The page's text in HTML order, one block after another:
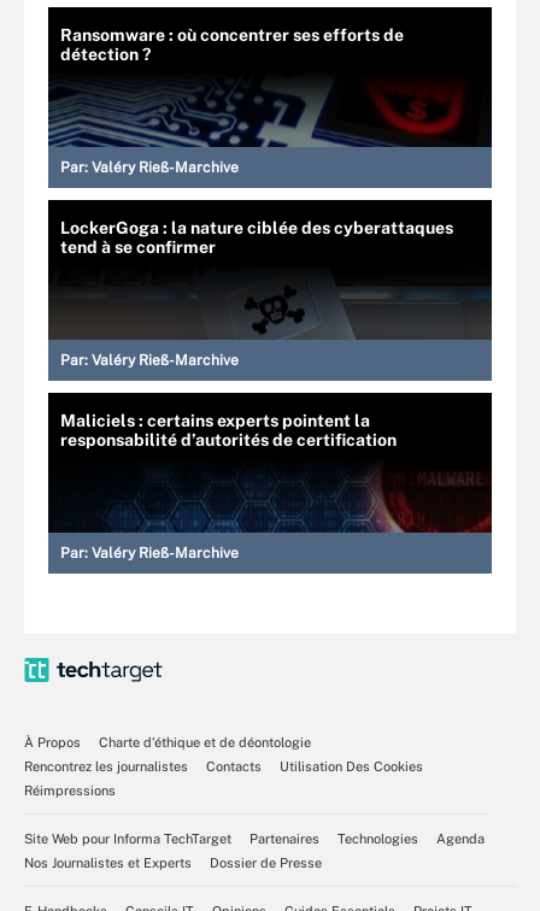
Ransomware : où concentrer ses efforts de
détection ?
Par: Valéry Rieß-Marchive
LockerGoga : la nature ciblée des cyberattaques
tend à se confirmer
Par: Valéry Rieß-Marchive
Maliciels : certains experts pointent la
responsabilité d’autorités de certification
Par: Valéry Rieß-Marchive
À Propos
Charte d’éthique et de déontologie
Rencontrez les journalistes
Contacts
Utilisation Des Cookies
Réimpressions
Site Web pour Informa TechTarget Partenaires Technologies
Agenda
Nos Journalistes et Experts
Dossier de Presse